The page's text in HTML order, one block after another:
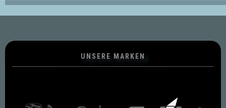
UNSERE MARKEN